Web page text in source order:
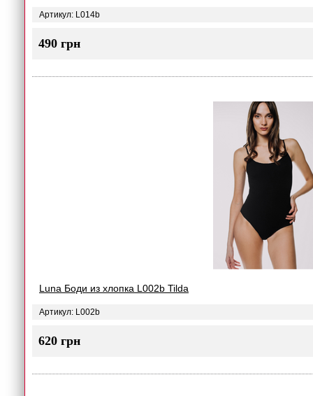
Артикул: L014b
490 грн
Luna Боди из хлопка L002b Tilda
Артикул: L002b
620 грн